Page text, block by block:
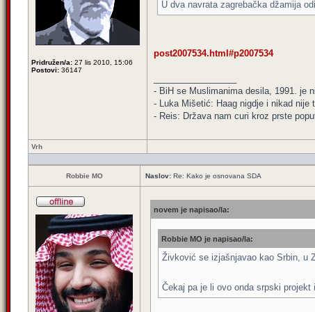
Pridružen/a: 27 lis 2010, 15:06
Postovi: 36147
U dva navrata zagrebačka džamija
post2007534.html#p2007534
- BiH se Muslimanima desila, 1991. je
- Luka Mišetić: Haag nigdje i nikad nije
- Reis: Država nam curi kroz prste
Vrh
Robbie MO Naslov: Re: Kako je osnovana SDA
novem je napisao/la:
Robbie MO je napisao/la:
Živković se izjašnjavao kao Srbin, u
Čekaj pa je li ovo onda srpski projekt